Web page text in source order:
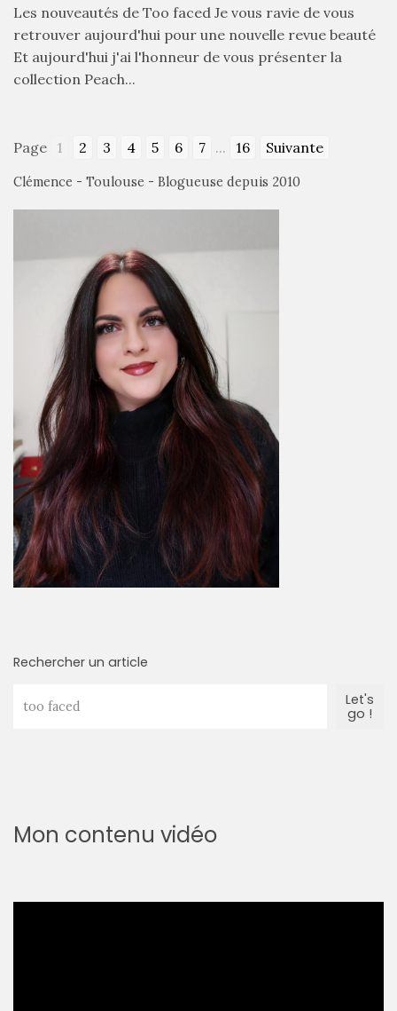
Mode
(502)
Actualités
mode
Conseils
Derniers
achats
(45)
Lookbook
(175)
Luxe
&
maroquinerie
(218)
Sélections
shopping
ARCHIVES
Les nouveautés de Too faced Je vous ravie de vous
retrouver aujourd'hui pour une nouvelle revue beauté
Et aujourd'hui j'ai l'honneur de vous présenter la
collection Peach...
Page 1 2 3 4 5 6 7 ... 16 Suivante
Clémence - Toulouse - Blogueuse depuis 2010
Rechercher un article
Let's
go !
Mon contenu vidéo